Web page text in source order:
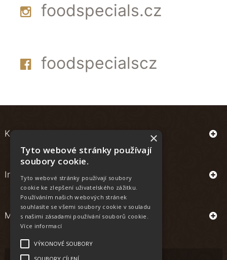
foodspecials.cz
foodspecialscz
Kontakt
Informace
Můj účet
×
Tyto webové stránky používají
soubory cookie.
Tyto webové stránky používají soubory
cookie ke zlepšení uživatelského zážitku.
Používáním našich webových stránek
souhlasíte se všemi soubory cookie v souladu
s našimi zásadami používání souborů cookie.
Více informací
VÝKONOVÉ SOUBORY